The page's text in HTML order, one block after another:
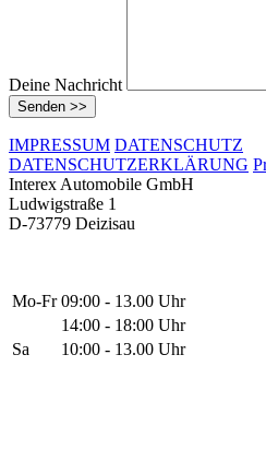
Deine Nachricht
Senden >>
IMPRESSUM DATENSCHUTZ
DATENSCHUTZERKLÄRUNG
Interex Automobile GmbH
Ludwigstraße 1
D-73779 Deizisau
Mo-Fr 09:00 - 13.00 Uhr
14:00 - 18:00 Uhr
Sa
10:00 - 13.00 Uhr